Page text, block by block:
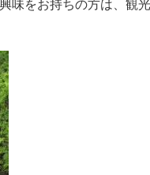
味をお持ちの方は、観